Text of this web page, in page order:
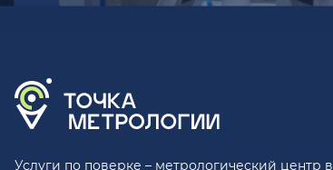
Услуги по поверке – метрологический центр в